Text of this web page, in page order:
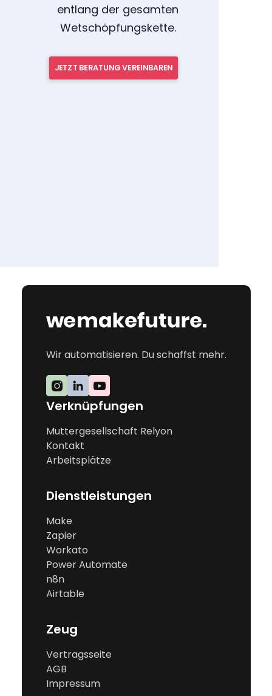
entlang der gesamten
Wetschöpfungskette.
JETZT BERATUNG VEREINBAREN
Wir automatisieren. Du schaffst mehr.
Verknüpfungen
Muttergesellschaft Relyon
Kontakt
Arbeitsplätze
Dienstleistungen
Make
Zapier
Workato
Power Automate
n8n
Airtable
Zeug
Vertragsseite
AGB
Impressum